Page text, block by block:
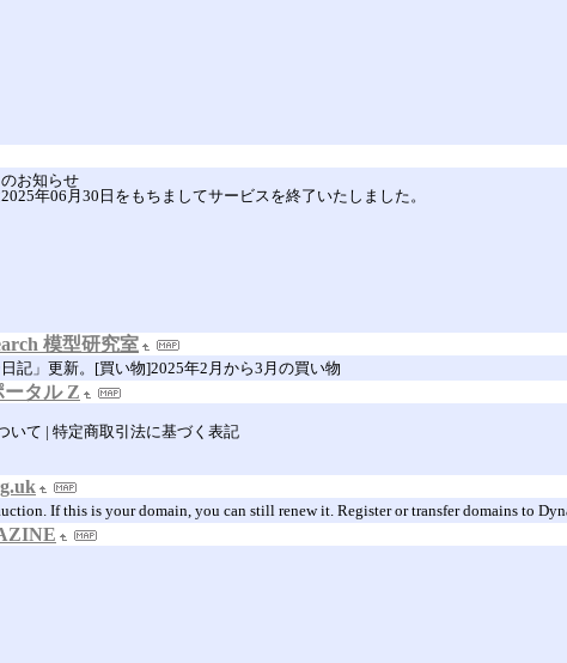
お知らせ
年06月30日をもちましてサービスを終了いたしました。
模型研究室
記」更新。[買い物]2025年2月から3月の買い物
ータル Z
いて | 特定商取引法に基づく表記
If this is your domain, you can still renew it. Register or transfer domains to